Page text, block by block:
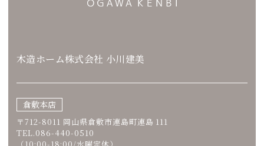
木造ホーム株式会社 小川建美
倉敷本店
〒712-8011 岡山県倉敷市連島町連島 111
TEL.086-440-0510
（10:00-18:00/水曜定休）